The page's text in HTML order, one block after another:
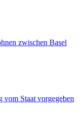
zwischen Basel
Staat vorgegeben